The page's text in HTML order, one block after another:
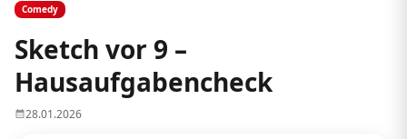
Comedy
Sketch vor 9 –
Hausaufgabencheck
28.01.2026